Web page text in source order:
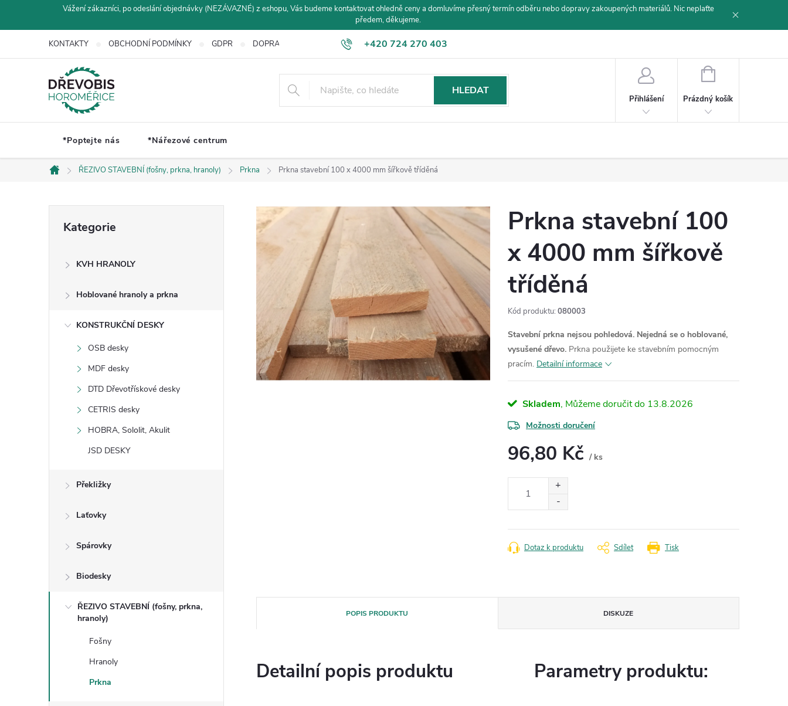
Vážení zákazníci, po odeslání objednávky (NEZÁVAZNÉ) z eshopu, Vás budeme kontaktovat ohledně ceny a domluvíme přesný termín odběru nebo dopravy zakoupených materiálů. Nic neplaťte
předem, děkujeme.
+420 724 270 403
KONTAKTY OBCHODNÍ PODMÍNKY GDPR DOPRAVA A PLATBA
HLEDAT
Přihlášení
NÁKUPNÍ
Prázdný košík
*Poptejte nás *Nářezové centrum
Domů
ŘEZIVO STAVEBNÍ (fošny, prkna, hranoly) Prkna Prkna stavební 100 x 4000 mm šířkově tříděná
l
kategorie
Kategorie
KVH HRANOLY
Hoblované hranoly a prkna
KONSTRUKČNÍ DESKY
OSB desky
MDF desky
DTD Dřevotřískové desky
CETRIS desky
HOBRA, Sololit, Akulit
JSD DESKY
Překližky
Laťovky
Spárovky
Biodesky
ŘEZIVO STAVEBNÍ (fošny, prkna,
hranoly)
Fošny
Hranoly
Prkna
Prkna stavební 100
x 4000 mm šířkově
tříděná
Kód produktu: 080003
Stavební prkna nejsou pohledová. Nejedná se o hoblované,
vysušené dřevo. Prkna použijete ke stavebním pomocným
pracím. Detailní informace
Skladem 13.8.2026
Možnosti doručení
96,80 Kč / ks
Tisk
Dotaz k produktu Sdílet
POPIS PRODUKTU DISKUZE
Detailní popis produktu Parametry produktu: